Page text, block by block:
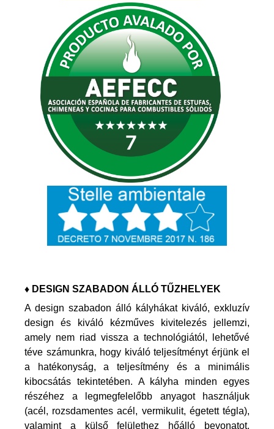
♦ DESIGN SZABADON ÁLLÓ TŰZHELYEK
A design szabadon álló kályhákat kiváló, exkluzív
design és kiváló kézműves kivitelezés jellemzi,
amely nem riad vissza a technológiától, lehetővé
téve számunkra, hogy kiváló teljesítményt érjünk el
a hatékonyság, a teljesítmény és a minimális
kibocsátás tekintetében. A kályha minden egyes
részéhez a legmegfelelőbb anyagot használjuk
(acél, rozsdamentes acél, vermikulit, égetett tégla),
valamint a külső felülethez hőálló bevonatot.